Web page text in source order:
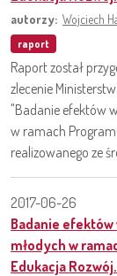
autorzy: Wojciech
raport
Raport został
zlecenie
"Badanie efektów
w ramach
realizowanego ze
2017-06-26
Badanie
młodych w
Edukacja